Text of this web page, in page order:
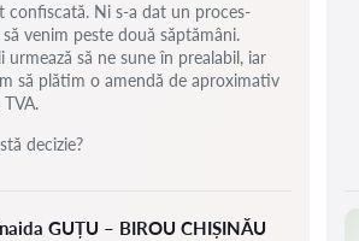
GUȚU – BIROU CHIȘINĂU
confiscată. Ni s-a dat un proces-
venim peste două săptămâni.
urmează să ne sune în prealabil, iar
să plătim o amendă de aproximativ
decizie?